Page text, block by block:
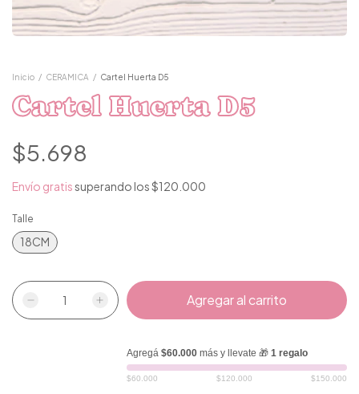
Inicio / CERAMICA / Cartel Huerta D5
Cartel Huerta D5
$5.698
Envío gratissuperando los$120.000
Talle
18CM
Agregá $60.000más y llevate 🎁 1 regalo
$60.000 $120.000 $150.000